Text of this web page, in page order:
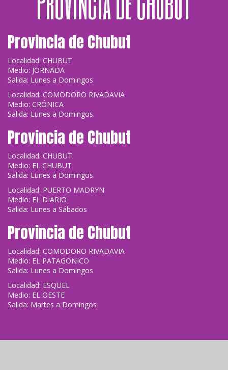
Provincia de Chubut
Localidad: CHUBUT
Medio: JORNADA
Salida: Lunes a Domingos
Localidad: COMODORO RIVADAVIA
Medio: CRÓNICA
Salida: Lunes a Domingos
Provincia de Chubut
Localidad: CHUBUT
Medio: EL CHUBUT
Salida: Lunes a Domingos
Localidad: PUERTO MADRYN
Medio: EL DIARIO
Salida: Lunes a Sábados
Provincia de Chubut
Localidad: COMODORO RIVADAVIA
Medio: EL PATAGONICO
Salida: Lunes a Domingos
Localidad: ESQUEL
Medio: EL OESTE
Salida: Martes a Domingos